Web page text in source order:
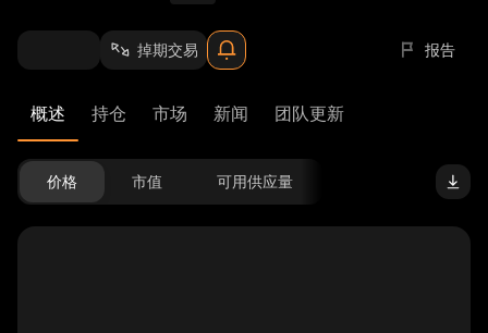
掉期交易 报告
概述 持仓 市场 新闻 团队更新
价格 市值 可用供应量